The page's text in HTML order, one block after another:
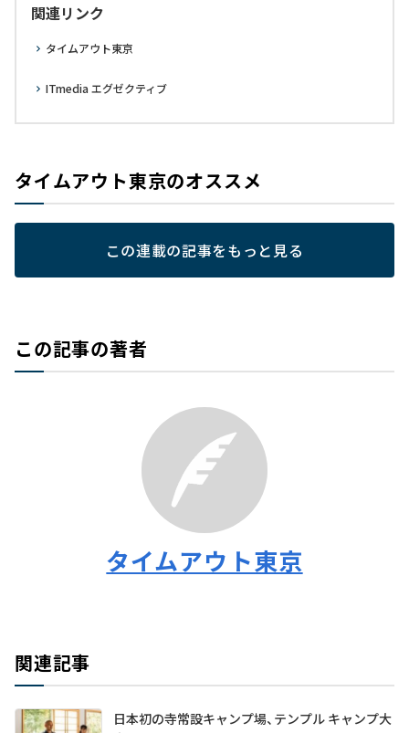
関連リンク
タイムアウト東京
ITmedia エグゼクティブ
タイムアウト東京のオススメ
この連載の記事をもっと見る
この記事の著者
タイムアウト東京
関連記事
日本初の寺常設キャンプ場、テンプル キャンプ大